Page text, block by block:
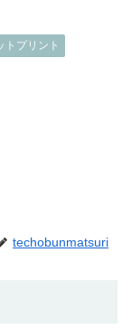
トプリント
techobunmatsuri